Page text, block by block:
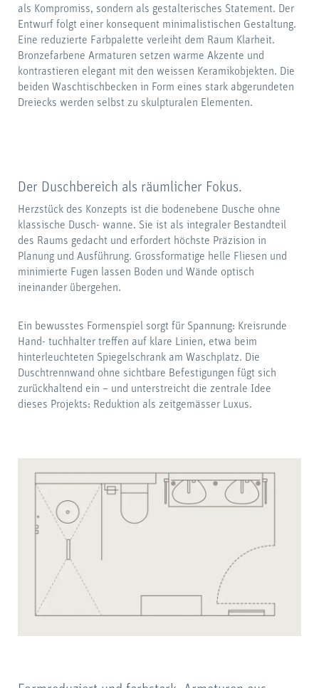
als Kompromiss, sondern als gestalterisches Statement. Der
Entwurf folgt einer konsequent minimalistischen Gestaltung.
Eine reduzierte Farbpalette verleiht dem Raum Klarheit.
Bronzefarbene Armaturen setzen warme Akzente und
kontrastieren elegant mit den weissen Keramikobjekten. Die
beiden Waschtischbecken in Form eines stark abgerundeten
Dreiecks werden selbst zu skulpturalen Elementen.
Der Duschbereich als räumlicher Fokus.
Herzstück des Konzepts ist die bodenebene Dusche ohne
klassische Dusch- wanne. Sie ist als integraler Bestandteil
des Raums gedacht und erfordert höchste Präzision in
Planung und Ausführung. Grossformatige helle Fliesen und
minimierte Fugen lassen Boden und Wände optisch
ineinander übergehen.
Ein bewusstes Formenspiel sorgt für Spannung: Kreisrunde
Hand- tuchhalter treffen auf klare Linien, etwa beim
hinterleuchteten Spiegelschrank am Waschplatz. Die
Duschtrennwand ohne sichtbare Befestigungen fügt sich
zurückhaltend ein – und unterstreicht die zentrale Idee
dieses Projekts: Reduktion als zeitgemässer Luxus.